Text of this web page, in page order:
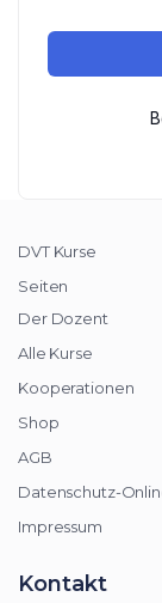
DVT Kurse
Seiten
Der Dozent
Alle Kurse
Kooperationen
Shop
AGB
Datenschutz-
Impressum
Kontakt